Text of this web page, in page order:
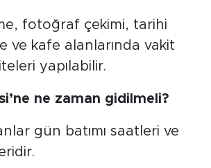
fotoğraf çekimi, tarihi
ve kafe alanlarında vakit
yapılabilir.
ne zaman gidilmeli?
gün batımı saatleri ve